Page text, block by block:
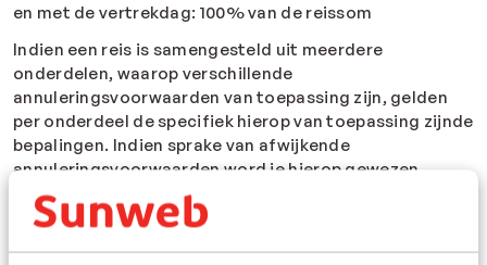
en met de vertrekdag: 100% van de reissom
Indien een reis is samengesteld uit meerdere
onderdelen, waarop verschillende
annuleringsvoorwaarden van toepassing zijn, gelden
per onderdeel de specifiek hierop van toepassing zijnde
bepalingen. Indien sprake van afwijkende
annuleringsvoorwaarden word je hierop gewezen
tijdens de boekingsstappen en op de factuur nadat de
boeking is voldaan.
De reis kan geannuleerd worden viaMijn Sunweb. Bij